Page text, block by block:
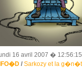
16 avril 2007 �
/ Sarkozy et la